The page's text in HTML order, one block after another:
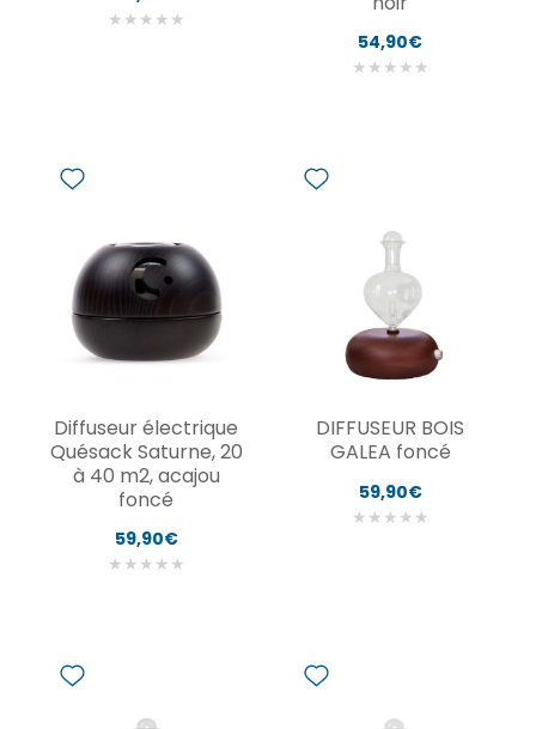
★ ★ ★ ★ ★
54,90€
★ ★ ★ ★ ★
Diffuseur électrique
Quésack Saturne, 20
à 40 m2, acajou
foncé
59,90€
★ ★ ★ ★ ★
DIFFUSEUR BOIS
GALEA foncé
59,90€
★ ★ ★ ★ ★